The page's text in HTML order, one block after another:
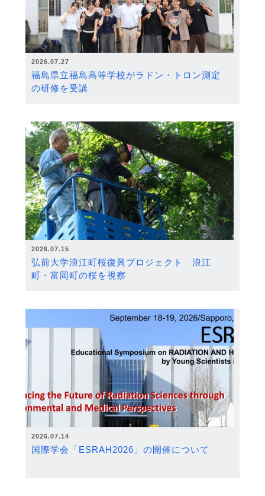
2026.07.27
福島県立福島高等学校がラドン・トロン測定
の研修を受講
2026.07.15
弘前大学浪江町桜復興プロジェクト 浪江
町・富岡町の桜を視察
2026.07.14
国際学会「ESRAH2026」の開催について